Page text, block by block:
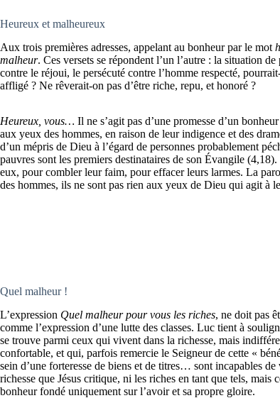
Heureux et malheureux
Aux trois premières adresses, appelant au bonheur par le mot
malheur. Ces versets se répondent l’un l’autre : la situation
contre le réjoui, le persécuté contre l’homme respecté,
affligé ? Ne rêverait-on pas d’être riche, repu, et honoré ?
Heureux, vous… Il ne s’agit pas d’une promesse d’un
aux yeux des hommes, en raison de leur indigence et des
d’un mépris de Dieu à l’égard de personnes probablement
pauvres sont les premiers destinataires de son Évangile
eux, pour combler leur faim, pour effacer leurs larmes. La
des hommes, ils ne sont pas rien aux yeux de Dieu qui agit à
Quel malheur !
L’expression Quel malheur pour vous les riches, ne doit pas
comme l’expression d’une lutte des classes. Luc tient à
se trouve parmi ceux qui vivent dans la richesse, mais
confortable, et qui, parfois remercie le Seigneur de cette «
sein d’une forteresse de biens et de titres… sont incapables
richesse que Jésus critique, ni les riches en tant que tels, mais
bonheur fondé uniquement sur l’avoir et sa propre gloire.